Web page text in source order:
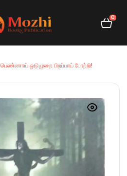
0
பெண்ணாய் ஒடுமுறை பிறப்பாய் போற்றி!